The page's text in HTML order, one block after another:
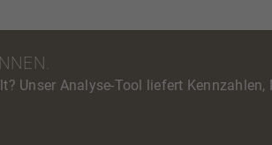
Unser Analyse-Tool liefert